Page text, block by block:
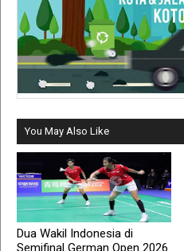
You May Also Like
Dua Wakil Indonesia di
Semifinal German Open 2026